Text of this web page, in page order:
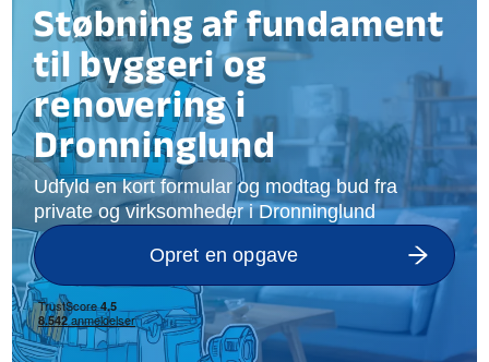
Støbning af fundament
til byggeri og
renovering i
Dronninglund
Udfyld en kort formular og modtag bud fra
private og virksomheder i Dronninglund
Opret en opgave